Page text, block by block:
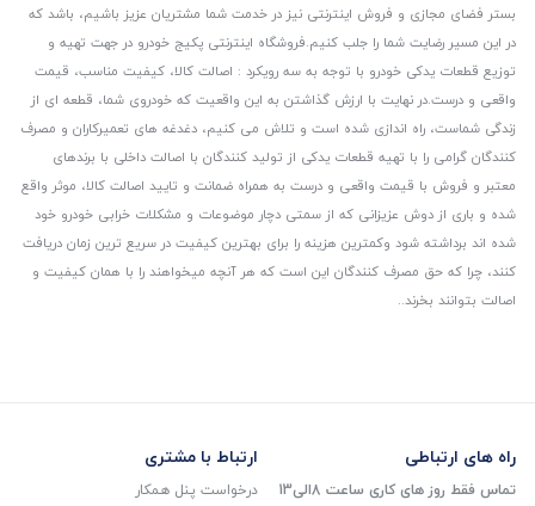
بستر فضای مجازی و فروش اینترنتی نیز در خدمت شما مشتریان عزیز باشیم، باشد که
در این مسیر رضایت شما را جلب کنیم.فروشگاه اینترنتی پکیج خودرو در جهت تهیه و
توزیع قطعات یدکی خودرو با توجه به سه رویکرد : اصالت کالا، کیفیت مناسب، قیمت
واقعی و درست.در نهایت با ارزش گذاشتن به این واقعیت که خودروی شما، قطعه ای از
زندگی شماست، راه اندازی شده است و تلاش می کنیم، دغدغه های تعمیرکاران و مصرف
کنندگان گرامی را با تهیه قطعات یدکی از تولید کنندگان با اصالت داخلی با برندهای
معتبر و فروش با قیمت واقعی و درست به همراه ضمانت و تایید اصالت کالا، موثر واقع
شده و باری از دوش عزیزانی که از سمتی دچار موضوعات و مشکلات خرابی خودرو خود
شده اند برداشته شود و‌کمترین هزینه را برای بهترین کیفیت در سریع ترین زمان دریافت
کنند، چرا که حق مصرف کنندگان این است که هر آنچه میخواهند را با همان کیفیت و
اصالت بتوانند بخرند..
راه های ارتباطی
تماس فقط روز های کاری ساعت 8الی13
ارتباط با مشتری
درخواست پنل همکار